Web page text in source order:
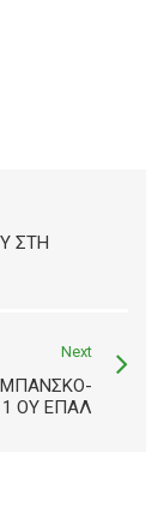
ΣΤΗ
Next
ΟΥ ΕΠΑΛ